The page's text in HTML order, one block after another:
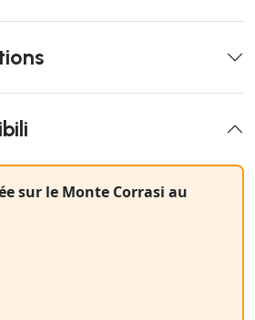
sur le Monte Corrasi au